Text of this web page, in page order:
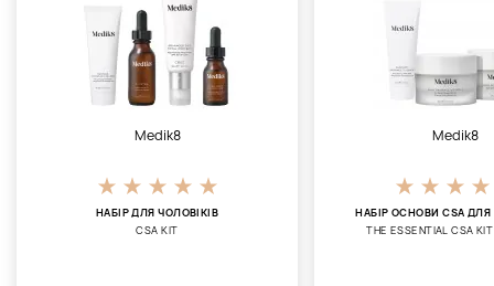
Medik8
НАБІР ДЛЯ ЧОЛОВІКІВ
CSA KIT
Medik8
НАБІР ОСНОВИ CSA ДЛЯ
THE ESSENTIAL CSA